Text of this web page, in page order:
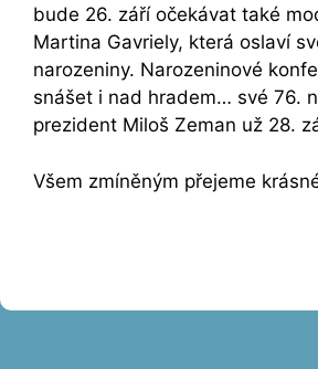
bude 26. září očekávat také
Martina Gavriely, která oslaví
narozeniny. Narozeninové
snášet i nad hradem… své 76.
prezident Miloš Zeman už 28.
Všem zmíněným přejeme